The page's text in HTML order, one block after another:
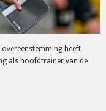
overeenstemming heeft
als hoofdtrainer van de